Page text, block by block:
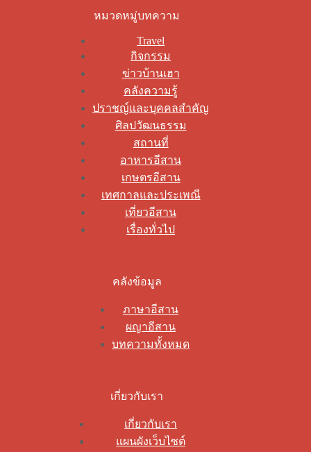
หมวดหมู่บทความ
Travel
กิจกรรม
ข่าวบ้านเฮา
คลังความรู้
ปราชญ์และบุคคลสำคัญ
ศิลปวัฒนธรรม
สถานที่
อาหารอีสาน
เกษตรอีสาน
เทศกาลและประเพณี
เที่ยวอีสาน
เรื่องทั่วไป
คลังข้อมูล
ภาษาอีสาน
ผญาอีสาน
บทความทั้งหมด
เกี่ยวกับเรา
เกี่ยวกับเรา
แผนผังเว็บไซต์